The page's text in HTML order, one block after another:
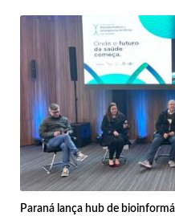
Paraná lança hub de